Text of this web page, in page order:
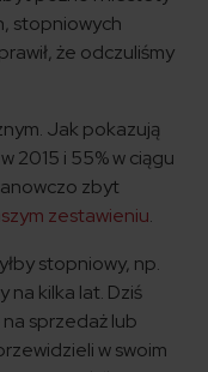
stopniowych
że odczuliśmy
Jak pokazują
2015 i 55% w ciągu
zbyt
zestawieniu.
stopniowy, np.
na kilka lat. Dziś
sprzedaż lub
w swoim